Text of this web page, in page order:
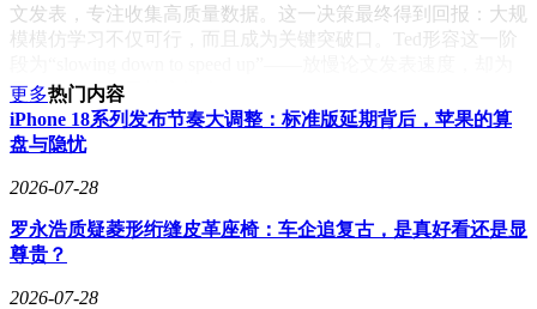
文发表，专注收集高质量数据。这一决策最终得到回报：大规
模模仿学习不仅可行，而且成为关键突破口。Ted形容这一阶
后续爆发积累了核心资产。
进入基础模型时代，大语言模型和视觉语言模型的崛起为机器
人学习提供了新工具。SayCan项目首次将语言模型与机器人
结合，通过语言模型生成高层计划，机器人则通过价值函数评
参数约5000万，训练数据覆盖约500种任务。RT-2则更激进，
直接将视觉语言模型作为策略骨干，涌现出大量推理和泛化行
更多热门内容
iPhone 18系列发布节奏大调整：标准版延期背后，苹果的算
盘与隐忧
2026-07-28
罗永浩质疑菱形绗缝皮革座椅：车企追复古，是真好看还是显
尊贵？
2026-07-28